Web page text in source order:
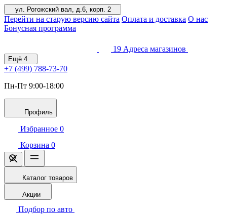
ул. Рогожский вал, д.6, корп. 2
Перейти на старую версию сайта Оплата и доставка О нас
Бонусная программа
19 Адреса магазинов
Ещё 4
+7 (499) 788-73-70
Пн-Пт 9:00-18:00
Профиль
Избранное 0
Корзина 0
Каталог товаров
Акции
Подбор по авто